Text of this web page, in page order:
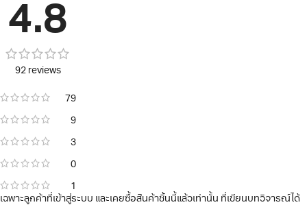
4.8
92 reviews
79
9
3
0
1
เฉพาะลูกค้าที่เข้าสู่ระบบ และเคยซื้อสินค้าชิ้นนี้แล้วเท่านั้น ที่เขียนบทวิจารณ์ได้